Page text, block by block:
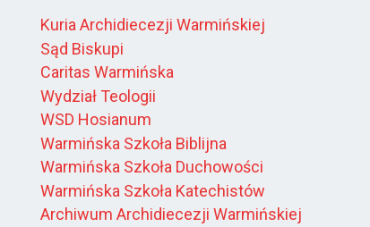
Kuria Archidiecezji Warmińskiej
Sąd Biskupi
Caritas Warmińska
Wydział Teologii
WSD Hosianum
Warmińska Szkoła Biblijna
Warmińska Szkoła Duchowości
Warmińska Szkoła Katechistów
Archiwum Archidiecezji Warmińskiej